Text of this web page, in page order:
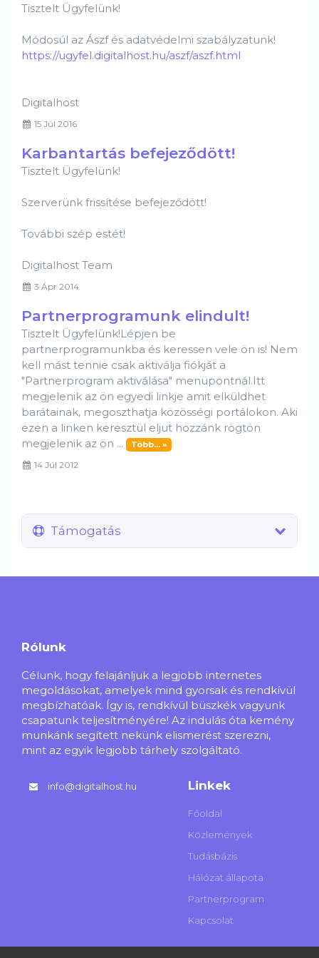
Tisztelt Ügyfelünk!
Módosúl az Ászf és adatvédelmi szabályzatunk!
https://ugyfel.digitalhost.hu/aszf/aszf.html
Digitalhost
15 Júl 2016
Karbantartás befejeződött!
Tisztelt Ügyfelünk!
Szerverünk frissítése befejeződött!
További szép estét!
Digitalhost Team
3 Ápr 2014
Partnerprogramunk elindult!
Tisztelt Ügyfelünk!Lépjen be
partnerprogramunkba és keressen vele ön is! Nem
kell mást tennie csak aktiválja fiókját a
"Partnerprogram aktiválása" menüpontnál.Itt
megjelenik az ön egyedi linkje amit elküldhet
barátainak, megoszthatja közösségi portálokon. Aki
ezen a linken keresztül eljut hozzánk rögtön
megjelenik az ön ...
Több... »
14 Júl 2012
Támogatás
Rólunk
Célunk, hogy felajánljuk a legjobb internetes
megoldásokat, amelyek mind gyorsak és rendkívül
megbízhatóak. Így is, rendkívül büszkék vagyunk
csapatunk teljesítményére! Az indulás óta kemény
munkánk segített nekünk elismerést szerezni,
mint az egyik legjobb tárhely szolgáltató.
info@digitalhost.hu Linkek
Főoldal
Közlemények
Tudásbázis
Hálózat állapota
Partnerprogram
Kapcsolat